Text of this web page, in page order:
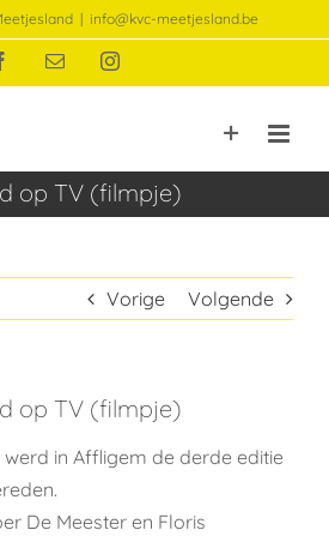
| info@kvc-meetjesland.be
Facebook
E-
Instagram
op TV (filmpje)
Vorige Volgende
op TV (filmpje)
in Affligem de derde editie
De Meester en Floris